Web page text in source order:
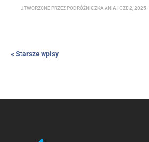
UTWORZONE PRZEZ PODRÓŻNICZKA ANIA |CZE 2, 2025
« Starsze wpisy